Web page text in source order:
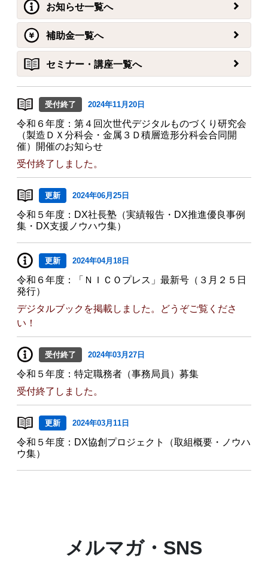
お知らせ一覧へ
補助金一覧へ
セミナー・講座一覧へ
受付終了 2024年11月20日
令和６年度：第４回次世代デジタルものづくり研究会
（製造ＤＸ分科会・金属３Ｄ積層造形分科会合同開
催）開催のお知らせ
受付終了しました。
更新 2024年06月25日
令和５年度：DX社長塾（実績報告・DX推進優良事例
集・DX支援ノウハウ集）
更新 2024年04月18日
令和６年度：「ＮＩＣＯプレス」最新号（３月２５日
発行）
デジタルブックを掲載しました。どうぞご覧くださ
い！
受付終了 2024年03月27日
令和５年度：特定職務者（事務局員）募集
受付終了しました。
更新 2024年03月11日
令和５年度：DX協創プロジェクト（取組概要・ノウハ
ウ集）
メルマガ・SNS